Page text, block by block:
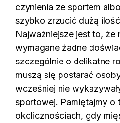
czynienia ze sportem
szybko zrzucić dużą
Najważniejsze jest to, że
wymagane żadne
szczególnie o delikatne
muszą się postarać
wcześniej nie
sportowej. Pamiętajmy o
okolicznościach, gdy